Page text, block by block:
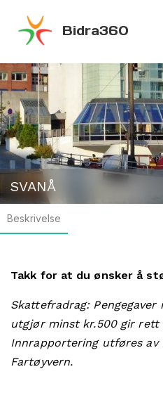
Bidra360
SVANÅ
Beskrivelse
Takk for at du ønsker å
Skattefradrag:
utgjør minst kr.500 gir rett
Innrapportering utføres av
Fartøyvern.